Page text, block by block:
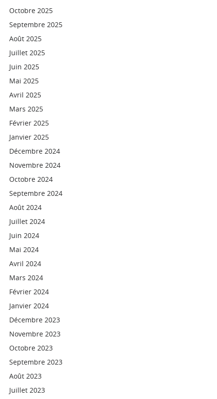
Octobre 2025
Septembre 2025
Août 2025
Juillet 2025
Juin 2025
Mai 2025
Avril 2025
Mars 2025
Février 2025
Janvier 2025
Décembre 2024
Novembre 2024
Octobre 2024
Septembre 2024
Août 2024
Juillet 2024
Juin 2024
Mai 2024
Avril 2024
Mars 2024
Février 2024
Janvier 2024
Décembre 2023
Novembre 2023
Octobre 2023
Septembre 2023
Août 2023
Juillet 2023